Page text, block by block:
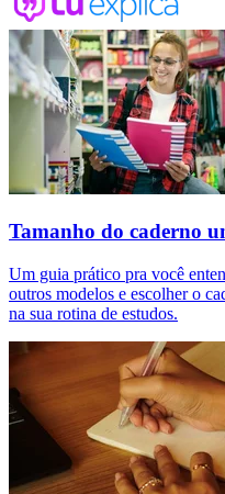
Tamanho do caderno
Um guia prático pra você
outros modelos e escolher o
na sua rotina de estudos.